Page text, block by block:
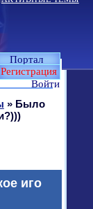
Портал
Регистрация
Войти
.
» Было
иго